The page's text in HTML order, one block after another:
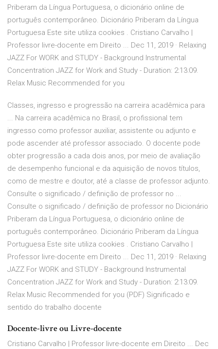
Priberam da Língua Portuguesa, o dicionário online de
português contemporâneo. Dicionário Priberam da Língua
Portuguesa Este site utiliza cookies . Cristiano Carvalho |
Professor livre-docente em Direito ... Dec 11, 2019 · Relaxing
JAZZ For WORK and STUDY - Background Instrumental
Concentration JAZZ for Work and Study - Duration: 2:13:09.
Relax Music Recommended for you
Classes, ingresso e progressão na carreira acadêmica para
... Na carreira acadêmica no Brasil, o profissional tem
ingresso como professor auxiliar, assistente ou adjunto e
pode ascender até professor associado. O docente pode
obter progressão a cada dois anos, por meio de avaliação
de desempenho funcional e da aquisição de novos títulos,
como de mestre e doutor, até a classe de professor adjunto.
Consulte o significado / definição de professor no ...
Consulte o significado / definição de professor no Dicionário
Priberam da Língua Portuguesa, o dicionário online de
português contemporâneo. Dicionário Priberam da Língua
Portuguesa Este site utiliza cookies . Cristiano Carvalho |
Professor livre-docente em Direito ... Dec 11, 2019 · Relaxing
JAZZ For WORK and STUDY - Background Instrumental
Concentration JAZZ for Work and Study - Duration: 2:13:09.
Relax Music Recommended for you (PDF) Significado e
sentido do trabalho docente
Docente-livre ou Livre-docente
Cristiano Carvalho | Professor livre-docente em Direito ... Dec